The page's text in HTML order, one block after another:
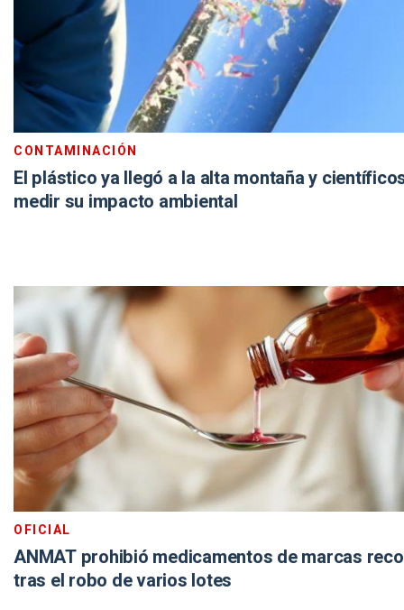
CONTAMINACIÓN
El plástico ya llegó a la alta montaña y
medir su impacto ambiental
OFICIAL
ANMAT prohibió medicamentos de marcas
tras el robo de varios lotes